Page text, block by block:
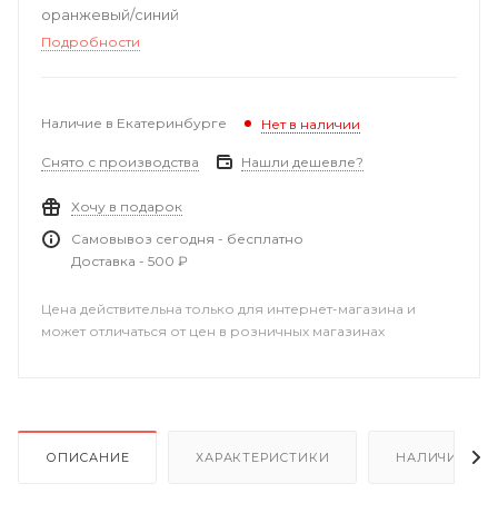
оранжевый/синий
Подробности
Наличие в Екатеринбурге Нет в наличии
Снято с производства Нашли дешевле?
Хочу в подарок
Самовывоз сегодня - бесплатно
Доставка - 500 ₽
Цена действительна только для интернет-магазина и
может отличаться от цен в розничных магазинах
ОПИСАНИЕ ХАРАКТЕРИСТИКИ НАЛИЧИЕ В